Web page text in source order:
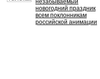
незабываемый
новогодний праздник
всем поклонникам
российской анимации